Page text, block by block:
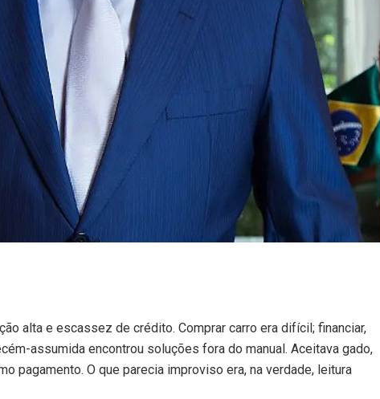
alta e escassez de crédito. Comprar carro era difícil; financiar,
assumida encontrou soluções fora do manual. Aceitava gado,
pagamento. O que parecia improviso era, na verdade, leitura